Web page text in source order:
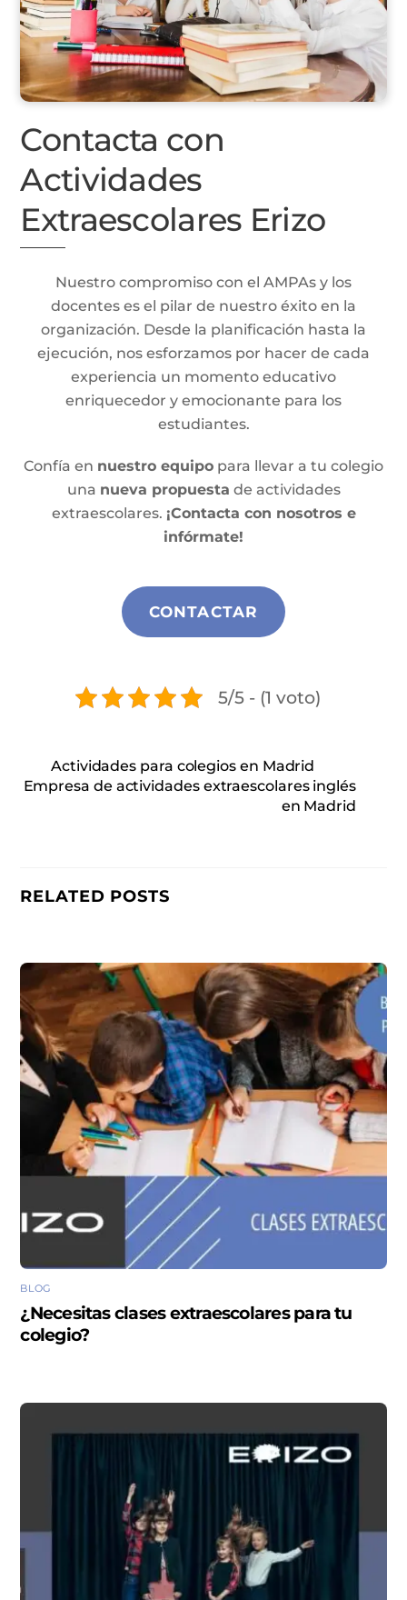
Contacta con
Actividades
Extraescolares Erizo
Nuestro compromiso con el AMPAs y los
docentes es el pilar de nuestro éxito en la
organización. Desde la planificación hasta la
ejecución, nos esforzamos por hacer de cada
experiencia un momento educativo
enriquecedor y emocionante para los
estudiantes.
Confía en nuestro equipo para llevar a tu colegio
una nueva propuesta de actividades
extraescolares. ¡Contacta con nosotros e
infórmate!
CONTACTAR
5/5 - (1 voto)
Actividades para colegios en Madrid
Empresa de actividades extraescolares inglés
en Madrid
RELATED POSTS
BLOG
¿Necesitas clases extraescolares para tu
colegio?